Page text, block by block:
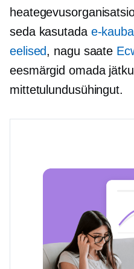
seda kasutada e-
eelised, nagu saate
eesmärgid omada
mittetulundusühingut.